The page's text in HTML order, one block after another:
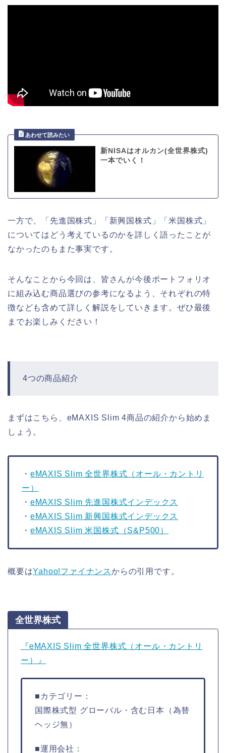
新NISAはオルカン(全世界株式)
一本でいく！
一方で、「先進国株式」「新興国株式」「米国株式」
についてはどう考えているのかを詳しく語ったことが
なかったのもまた事実です。
そんなことから今回は、皆さんが今後ポートフォリオ
に組み込む商品選びの参考になるよう、それぞれの特
徴なども含めて詳しく解説をしていきます。ぜひ最後
までお楽しみください！
4つの商品紹介
まずはこちら、eMAXIS Slim 4商品の紹介から始めま
しょう。
・ eMAXIS Slim 全世界株式（オール・カントリ
ー）
・ eMAXIS Slim 先進国株式インデックス
・ eMAXIS Slim 新興国株式インデックス
・ eMAXIS Slim 米国株式（S&P500）
概要はYahoo!ファイナンスからの引用です。
全世界株式
『eMAXIS Slim 全世界株式（オール・カントリ
ー）』
■カテゴリー：
国際株式型 グローバル・含む日本（為替
ヘッジ無）
■運用会社：